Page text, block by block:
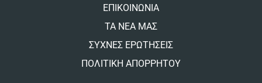
ΕΠΙΚΟΙΝΩΝΙΑ
ΤΑ ΝΕΑ ΜΑΣ
ΣΥΧΝΕΣ ΕΡΩΤΗΣΕΙΣ
ΠΟΛΙΤΙΚΗ ΑΠΟΡΡΗΤΟΥ